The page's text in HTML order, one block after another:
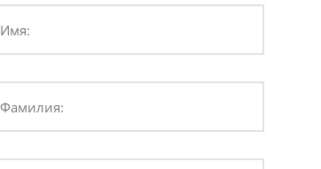
Имя:
Фамилия: